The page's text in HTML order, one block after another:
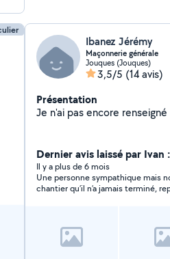
Ibanez Jérémy
Maçonnerie générale
Jouques (Jouques)
3,5/5 (14 avis)
Présentation
Dernier avis laissé par Ivan
Il y a plus de 6 mois
Une personne sympathique mais non fiable. Il a
chantier qu’il n’a jamais terminé,